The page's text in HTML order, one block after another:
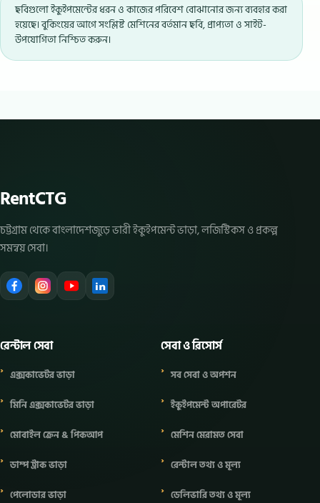
ছবিগুলো ইকুইপমেন্টের ধরন ও কাজের পরিবেশ বোঝানোর জন্য ব্যবহার করা
হয়েছে। বুকিংয়ের আগে সংশ্লিষ্ট মেশিনের বর্তমান ছবি, প্রাপ্যতা ও সাইট-
উপযোগিতা নিশ্চিত করুন।
RentCTG
চট্টগ্রাম থেকে বাংলাদেশজুড়ে ভারী ইকুইপমেন্ট ভাড়া, লজিস্টিকস ও প্রকল্প
সমন্বয় সেবা।
রেন্টাল সেবা
এক্সকাভেটর ভাড়া
মিনি এক্সকাভেটর ভাড়া
মোবাইল ক্রেন & পিকআপ
ডাম্প ট্রাক ভাড়া
পেলোডার ভাড়া
সেবা ও রিসোর্স
সব সেবা ও অপশন
ইকুইপমেন্ট অপারেটর
মেশিন মেরামত সেবা
রেন্টাল তথ্য ও মূল্য
ডেলিভারি তথ্য ও মূল্য